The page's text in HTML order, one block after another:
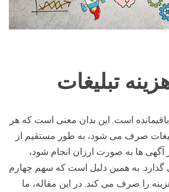
تبلیغات
است. این بدان معنی است که هر
صرف می شود، به طور مستقیم از
ها به صورت ارزان انجام شود،
گذارد. به همین دلیل است که سهم چهارم
را صرف می کند. در این مقاله، ما